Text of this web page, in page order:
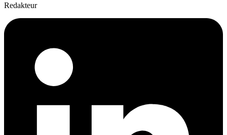
Redakteur